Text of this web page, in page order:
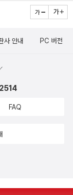
사 안내 PC 버전
FAQ